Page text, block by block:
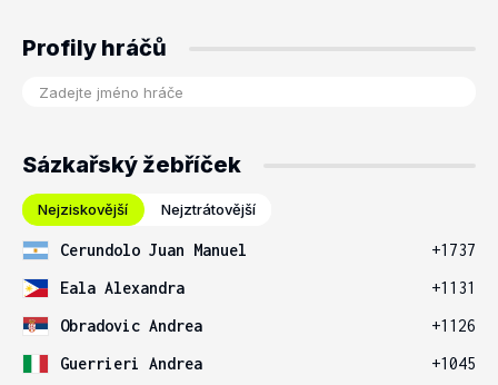
Profily hráčů
Sázkařský žebříček
Nejziskovější Nejztrátovější
Cerundolo Juan Manuel
+1737
Eala Alexandra
+1131
Obradovic Andrea
+1126
Guerrieri Andrea
+1045